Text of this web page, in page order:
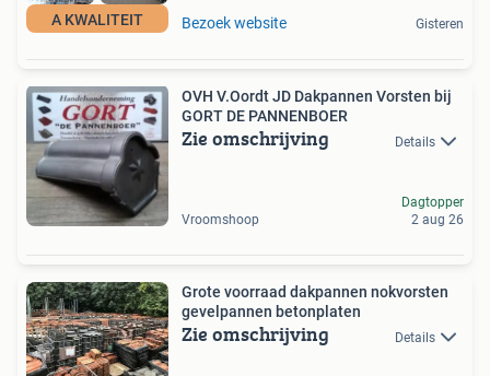
A KWALITEIT Bezoek website Gisteren
OVH V.Oordt JD Dakpannen Vorsten bij
GORT DE PANNENBOER
Zie omschrijving Details
Vroomshoop
Dagtopper
2 aug 26
Grote voorraad dakpannen nokvorsten
gevelpannen betonplaten
Zie omschrijving Details